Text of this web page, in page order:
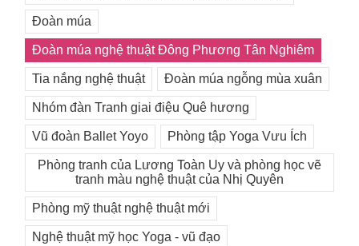
Đoàn múa
Đoàn múa nghệ thuật Đông Phương Tân Nghiêm
Tia nắng nghệ thuật Đoàn múa ngỗng mùa xuân
Nhóm đàn Tranh giai điệu Quê hương
Vũ đoàn Ballet Yoyo Phòng tập Yoga Vưu Ích
Phòng tranh của Lương Toàn Uy và phòng học vẽ
tranh màu nghệ thuật của Nhị Quyên
Phòng mỹ thuật nghệ thuật mới
Nghệ thuật mỹ học Yoga - vũ đạo